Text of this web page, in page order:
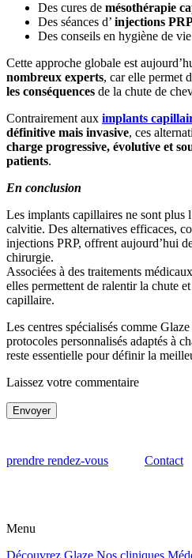
Des cures de mésothérapie
Des séances d’ injections
Des conseils en hygiène de
Cette approche globale est
nombreux experts, car elle permet
les conséquences de la chute de
Contrairement aux implants
définitive mais invasive, ces
charge progressive, évolutive et
patients.
En conclusion
Les implants capillaires ne sont plus
calvitie. Des alternatives efficaces,
injections PRP, offrent aujourd’hui
chirurgie.
Associées à des traitements
elles permettent de ralentir la chute
capillaire.
Les centres spécialisés comme
protocoles personnalisés adaptés à
reste essentielle pour définir la
Laissez votre commentaire
Envoyer
prendre rendez-vous Contact
Menu